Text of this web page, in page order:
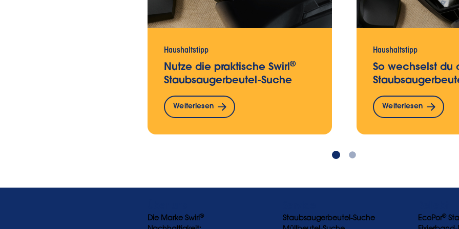
Haushaltstipp
Nutze die praktische Swirl®
Staubsaugerbeutel-Suche
Weiterlesen
Haushaltstipp
So wechselst du
Weiterlesen
Die Marke Swirl®
Staubsaugerbeutel-Suche
EcoPor®